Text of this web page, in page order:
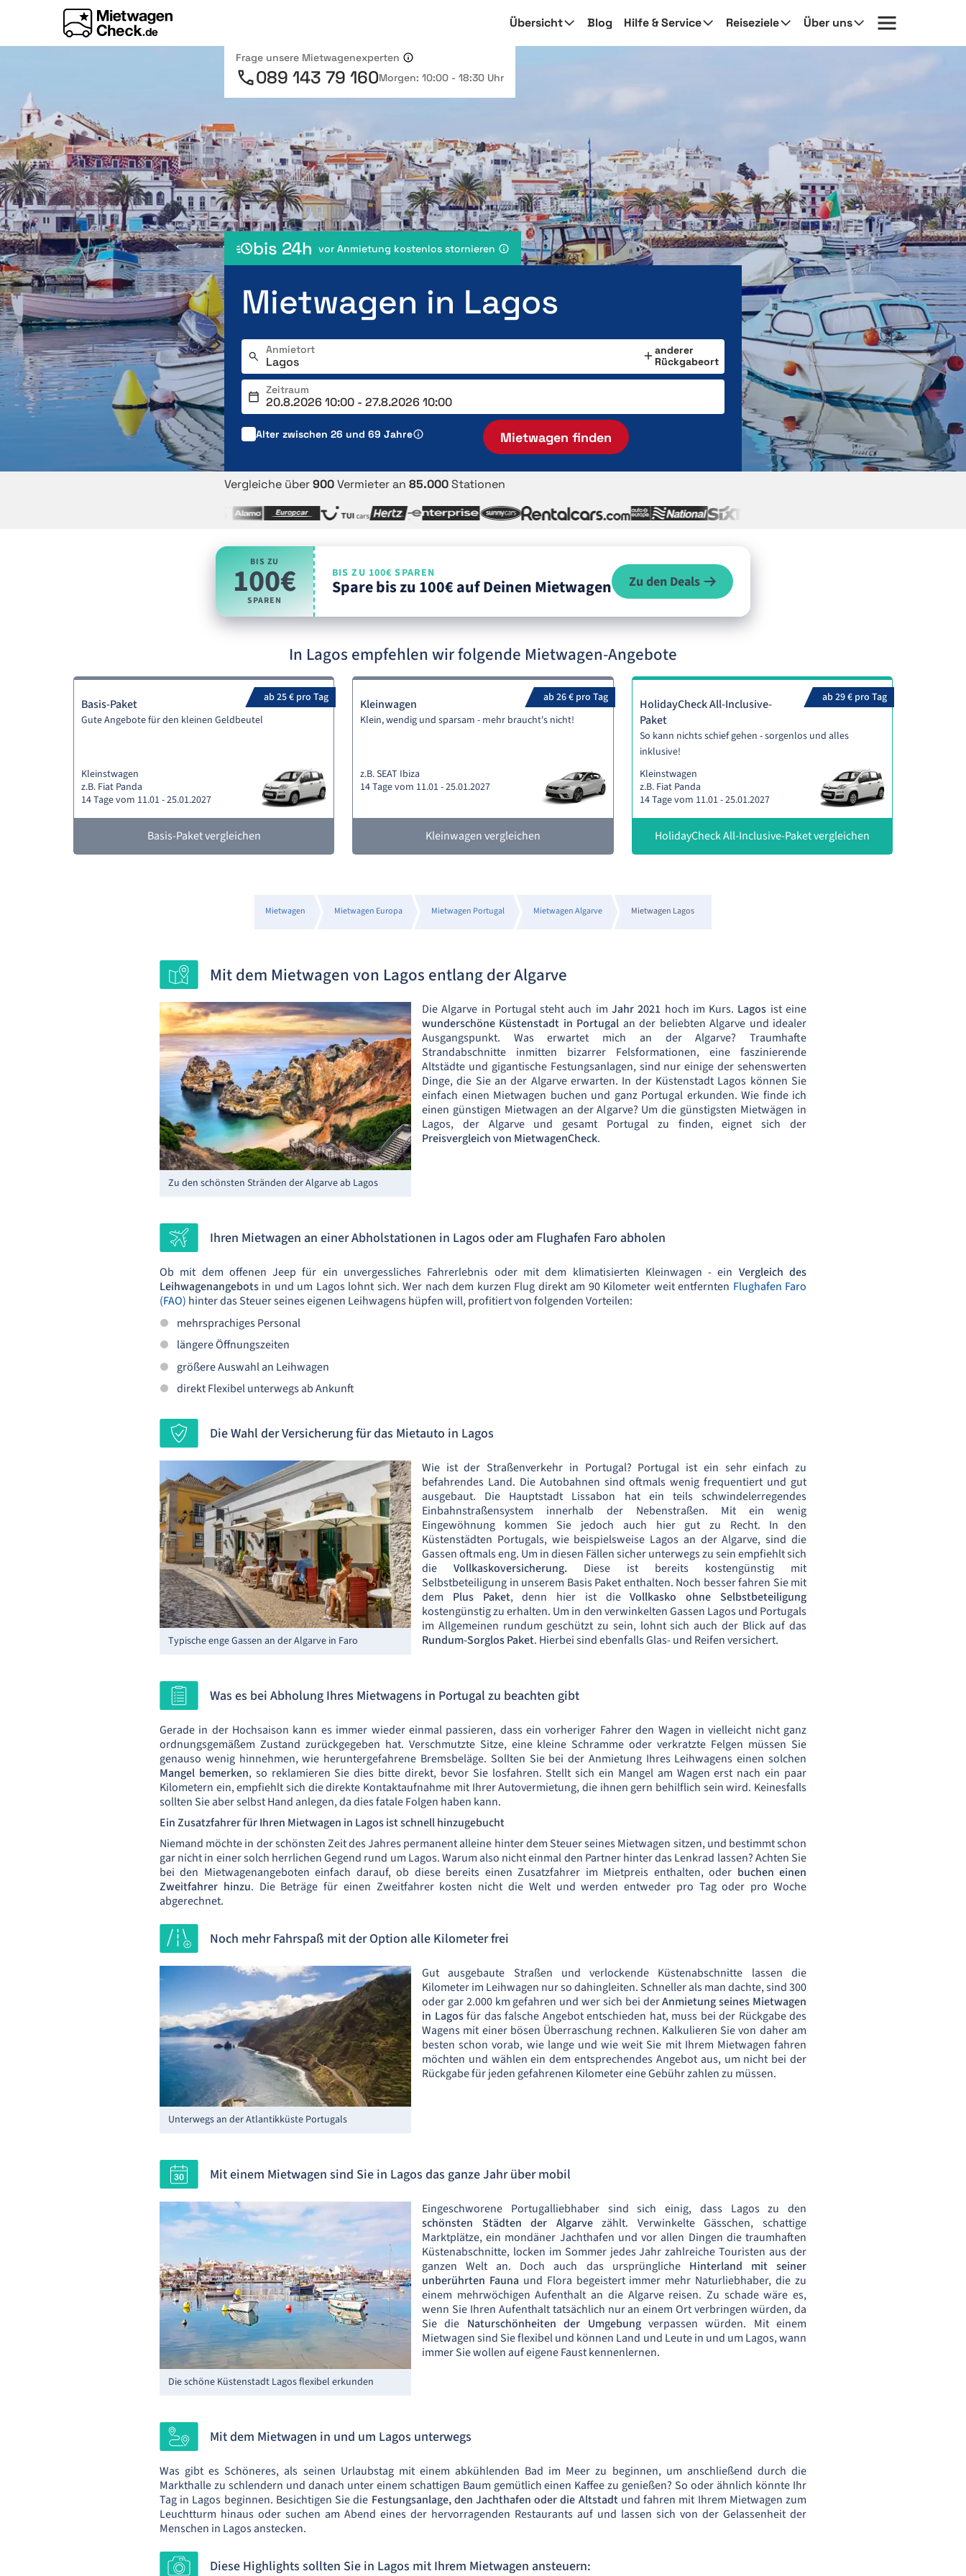
Übersicht Blog Hilfe & Service Reiseziele Über uns
Frage unsere Mietwagenexperten
089 143 79 160Morgen: 10:00 - 18:30 Uhr
bis 24h vor Anmietung kostenlos stornieren
Mietwagen in Lagos
Anmietort
anderer
Rückgabeort
Zeitraum
Alter zwischen 26 und 69 Jahre Mietwagen finden
Vergleiche über900Vermieter an 85.000Stationen
BIS ZU
100€
SPAREN
BIS ZU 100€ SPAREN
Spare bis zu 100€ auf Deinen Mietwagen Zu den Deals
In Lagos empfehlen wir folgende Mietwagen-Angebote
ab 25 € pro Tag
Basis-Paket
Gute Angebote für den kleinen Geldbeutel
Kleinstwagen
z.B. Fiat Panda
14 Tage vom 11.01 - 25.01.2027
Basis-Paket vergleichen
ab 26 € pro Tag
Kleinwagen
Klein, wendig und sparsam - mehr braucht's nicht!
z.B. SEAT Ibiza
14 Tage vom 11.01 - 25.01.2027
Kleinwagen vergleichen
ab 29 € pro Tag
HolidayCheck All-Inclusive-
Paket
So kann nichts schief gehen - sorgenlos und alles
inklusive!
Kleinstwagen
z.B. Fiat Panda
14 Tage vom 11.01 - 25.01.2027
HolidayCheck All-Inclusive-Paket vergleichen
Mietwagen Mietwagen Europa Mietwagen Portugal Mietwagen Algarve Mietwagen Lagos
Mit dem Mietwagen von Lagos entlang der Algarve
Zu den schönsten Stränden der Algarve ab Lagos
Die Algarve in Portugal steht auch im Jahr 2021 hoch im Kurs. Lagos ist eine
wunderschöne Küstenstadt in Portugal an der beliebten Algarve und idealer
Ausgangspunkt. Was erwartet mich an der Algarve? Traumhafte
Strandabschnitte inmitten bizarrer Felsformationen, eine faszinierende
Altstädte und gigantische Festungsanlagen, sind nur einige der sehenswerten
Dinge, die Sie an der Algarve erwarten. In der Küstenstadt Lagos können Sie
einfach einen Mietwagen buchen und ganz Portugal erkunden. Wie finde ich
einen günstigen Mietwagen an der Algarve? Um die günstigsten Mietwägen in
Lagos, der Algarve und gesamt Portugal zu finden, eignet sich der
Preisvergleich von MietwagenCheck.
Ihren Mietwagen an einer Abholstationen in Lagos oder am Flughafen Faro abholen
Ob mit dem offenen Jeep für ein unvergessliches Fahrerlebnis oder mit dem klimatisierten Kleinwagen - ein Vergleich des
Leihwagenangebots in und um Lagos lohnt sich. Wer nach dem kurzen Flug direkt am 90 Kilometer weit entfernten Flughafen Faro
(FAO) hinter das Steuer seines eigenen Leihwagens hüpfen will, profitiert von folgenden Vorteilen:
mehrsprachiges Personal
längere Öffnungszeiten
größere Auswahl an Leihwagen
direkt Flexibel unterwegs ab Ankunft
Die Wahl der Versicherung für das Mietauto in Lagos
Typische enge Gassen an der Algarve in Faro
Wie ist der Straßenverkehr in Portugal? Portugal ist ein sehr einfach zu
befahrendes Land. Die Autobahnen sind oftmals wenig frequentiert und gut
ausgebaut. Die Hauptstadt Lissabon hat ein teils schwindelerregendes
Einbahnstraßensystem innerhalb der Nebenstraßen. Mit ein wenig
Eingewöhnung kommen Sie jedoch auch hier gut zu Recht. In den
Küstenstädten Portugals, wie beispielsweise Lagos an der Algarve, sind die
Gassen oftmals eng. Um in diesen Fällen sicher unterwegs zu sein empfiehlt sich
die Vollkaskoversicherung. Diese ist bereits kostengünstig mit
Selbstbeteiligung in unserem Basis Paket enthalten. Noch besser fahren Sie mit
dem Plus Paket, denn hier ist dieVollkasko ohne Selbstbeteiligung
kostengünstig zu erhalten. Um in den verwinkelten Gassen Lagos und Portugals
im Allgemeinen rundum geschützt zu sein, lohnt sich auch der Blick auf das
Rundum-Sorglos Paket. Hierbei sind ebenfalls Glas- und Reifen versichert.
Was es bei Abholung Ihres Mietwagens in Portugal zu beachten gibt
Gerade in der Hochsaison kann es immer wieder einmal passieren, dass ein vorheriger Fahrer den Wagen in vielleicht nicht ganz
ordnungsgemäßem Zustand zurückgegeben hat. Verschmutzte Sitze, eine kleine Schramme oder verkratzte Felgen müssen Sie
genauso wenig hinnehmen, wie heruntergefahrene Bremsbeläge. Sollten Sie bei der Anmietung Ihres Leihwagens einen solchen
Mangel bemerken, so reklamieren Sie dies bitte direkt, bevor Sie losfahren. Stellt sich ein Mangel am Wagen erst nach ein paar
Kilometern ein, empfiehlt sich die direkte Kontaktaufnahme mit Ihrer Autovermietung, die ihnen gern behilflich sein wird. Keinesfalls
sollten Sie aber selbst Hand anlegen, da dies fatale Folgen haben kann.
Ein Zusatzfahrer für Ihren Mietwagen in Lagos ist schnell hinzugebucht
Niemand möchte in der schönsten Zeit des Jahres permanent alleine hinter dem Steuer seines Mietwagen sitzen, und bestimmt schon
gar nicht in einer solch herrlichen Gegend rund um Lagos. Warum also nicht einmal den Partner hinter das Lenkrad lassen? Achten Sie
bei den Mietwagenangeboten einfach darauf, ob diese bereits einen Zusatzfahrer im Mietpreis enthalten, oder buchen einen
Zweitfahrer hinzu. Die Beträge für einen Zweitfahrer kosten nicht die Welt und werden entweder pro Tag oder pro Woche
abgerechnet.
Noch mehr Fahrspaß mit der Option alle Kilometer frei
Unterwegs an der Atlantikküste Portugals
Gut ausgebaute Straßen und verlockende Küstenabschnitte lassen die
Kilometer im Leihwagen nur so dahingleiten. Schneller als man dachte, sind 300
oder gar 2.000 km gefahren und wer sich bei derAnmietung seines Mietwagen
in Lagosfür das falsche Angebot entschieden hat, muss bei der Rückgabe des
Wagens mit einer bösen Überraschung rechnen. Kalkulieren Sie von daher am
besten schon vorab, wie lange und wie weit Sie mit Ihrem Mietwagen fahren
möchten und wählen ein dem entsprechendes Angebot aus, um nicht bei der
Rückgabe für jeden gefahrenen Kilometer eine Gebühr zahlen zu müssen.
Mit einem Mietwagen sind Sie in Lagos das ganze Jahr über mobil
Die schöne Küstenstadt Lagos flexibel erkunden
Eingeschworene Portugalliebhaber sind sich einig, dass Lagos zu den
schönsten Städten der Algarvezählt. Verwinkelte Gässchen, schattige
Marktplätze, ein mondäner Jachthafen und vor allen Dingen die traumhaften
Küstenabschnitte, locken im Sommer jedes Jahr zahlreiche Touristen aus der
ganzen Welt an. Doch auch das ursprüngliche Hinterland mit seiner
unberührten Fauna und Flora begeistert immer mehr Naturliebhaber, die zu
einem mehrwöchigen Aufenthalt an die Algarve reisen. Zu schade wäre es,
wenn Sie Ihren Aufenthalt tatsächlich nur an einem Ort verbringen würden, da
Sie die Naturschönheiten der Umgebungverpassen würden. Mit einem
Mietwagen sind Sie flexibel und können Land und Leute in und um Lagos, wann
immer Sie wollen auf eigene Faust kennenlernen.
Mit dem Mietwagen in und um Lagos unterwegs
Was gibt es Schöneres, als seinen Urlaubstag mit einem abkühlenden Bad im Meer zu beginnen, um anschließend durch die
Markthalle zu schlendern und danach unter einem schattigen Baum gemütlich einen Kaffee zu genießen? So oder ähnlich könnte Ihr
Tag in Lagos beginnen. Besichtigen Sie die Festungsanlage, den Jachthafen oder die Altstadtund fahren mit Ihrem Mietwagen zum
Leuchtturm hinaus oder suchen am Abend eines der hervorragenden Restaurants auf und lassen sich von der Gelassenheit der
Menschen in Lagos anstecken.
Diese Highlights sollten Sie in Lagos mit Ihrem Mietwagen ansteuern: